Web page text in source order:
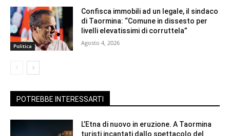
Politica
Confisca immobili ad un legale, il sindaco
di Taormina: “Comune in dissesto per
livelli elevatissimi di corruttela”
Agosto 4, 2026
POTREBBE INTERESSARTI
L’Etna di nuovo in eruzione. A Taormina
turisti incantati dallo spettacolo del